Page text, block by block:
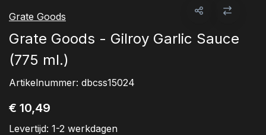
Grate Goods
Grate Goods - Gilroy Garlic Sauce
(775 ml.)
Artikelnummer: dbcss15024
€ 10,49
Levertijd: 1-2 werkdagen